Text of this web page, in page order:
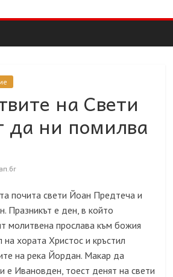
на Свети
да ни помилва
почита свети Йоан Предтеча и
Празникът е ден, в който
молитвена прослава към божия
на хоратаХристос и кръстил
на река Йордан. Макар да
е Ивановден, тоест денят на свети